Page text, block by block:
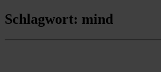
Schlagwort: mind